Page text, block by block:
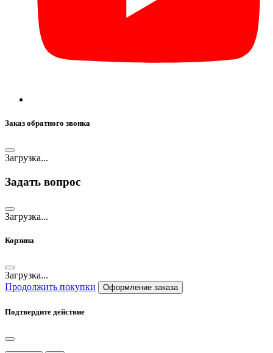
Заказ обратного звонка
Загрузка...
Задать вопрос
Загрузка...
Корзина
Загрузка...
Продолжить покупки
Оформление заказа
Подтвердите действие